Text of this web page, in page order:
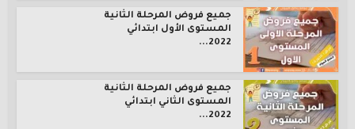
جميع فروض المرحلة الثانية
المستوى الأول ابتدائي
2022...
جميع فروض المرحلة الثانية
المستوى الثاني ابتدائي
2022...